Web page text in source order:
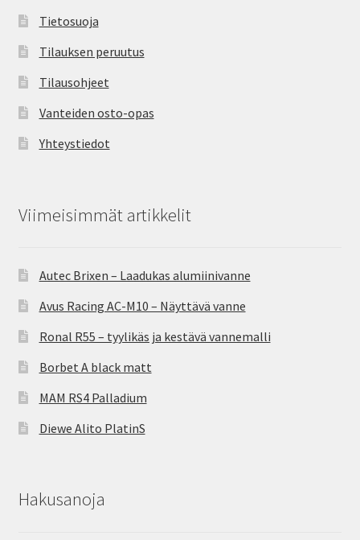
Tietosuoja
Tilauksen peruutus
Tilausohjeet
Vanteiden osto-opas
Yhteystiedot
Viimeisimmät artikkelit
Autec Brixen – Laadukas alumiinivanne
Avus Racing AC-M10 – Näyttävä vanne
Ronal R55 – tyylikäs ja kestävä vannemalli
Borbet A black matt
MAM RS4 Palladium
Diewe Alito PlatinS
Hakusanoja